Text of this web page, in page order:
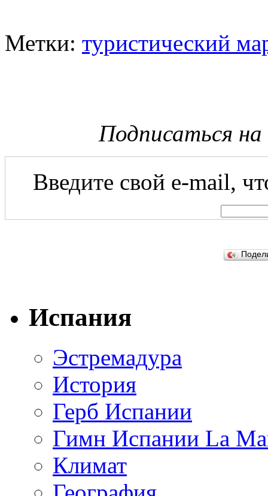
Метки: туристический
Подписаться
Введите свой e-mail,
Испания
Эстремадура
История
Герб Испании
Гимн Испании La
Климат